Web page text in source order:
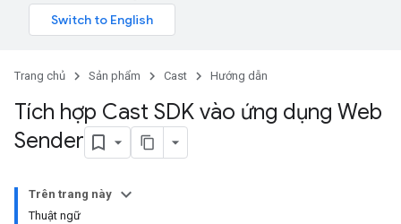
Trang chủ Sản phẩm Cast Hướng dẫn
Tích hợp Cast SDK vào ứng dụng Web
Sender
Trên trang này
Thuật ngữ